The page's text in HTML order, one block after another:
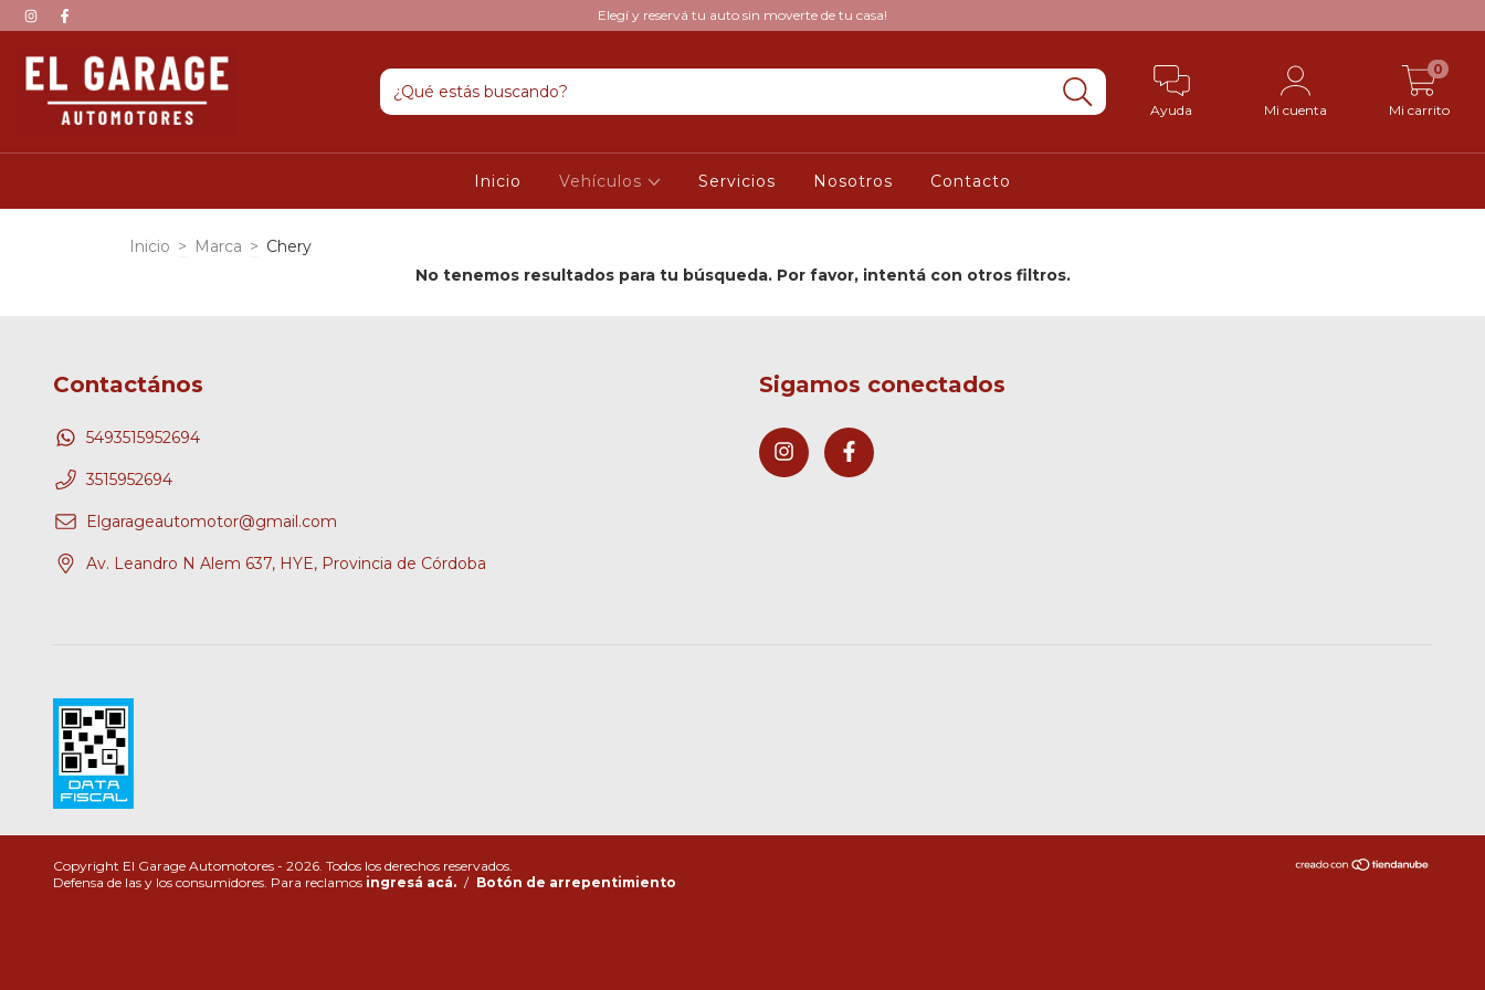
Elegí y reservá tu auto sin moverte de tu casa!
Ayuda Mi cuenta Mi carrito
0
Inicio Vehículos Servicios Nosotros Contacto
Inicio > Marca > Chery
No tenemos resultados para tu búsqueda. Por favor, intentá con otros filtros.
Contactános
5493515952694
3515952694
Elgarageautomotor@gmail.com
Av. Leandro N Alem 637, HYE, Provincia de Córdoba
Sigamos conectados
Copyright El Garage Automotores - 2026. Todos los derechos reservados.
Defensa de las y los consumidores. Para reclamos ingresá acá. / Botón de arrepentimiento